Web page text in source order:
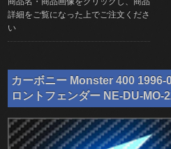
詳細をご覧になった上でご注文くださ
い
カーボニー Monster 400 1996-
ロントフェンダー NE-DU-MO-